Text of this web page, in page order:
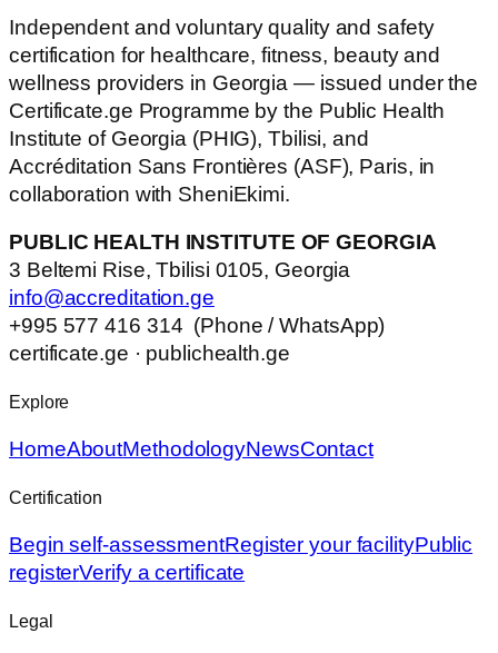
Independent and voluntary quality and safety
certification for healthcare, fitness, beauty and
wellness providers in Georgia — issued under the
Certificate.ge Programme by the Public Health
Institute of Georgia (PHIG), Tbilisi, and
Accréditation Sans Frontières (ASF), Paris, in
collaboration with SheniEkimi.
PUBLIC HEALTH INSTITUTE OF GEORGIA
3 Beltemi Rise, Tbilisi 0105, Georgia
info@accreditation.ge
+995 577 416 314 (Phone / WhatsApp)
certificate.ge · publichealth.ge
Explore
HomeAboutMethodologyNewsContact
Certification
Begin self-assessmentRegister your facilityPublic
registerVerify a certificate
Legal